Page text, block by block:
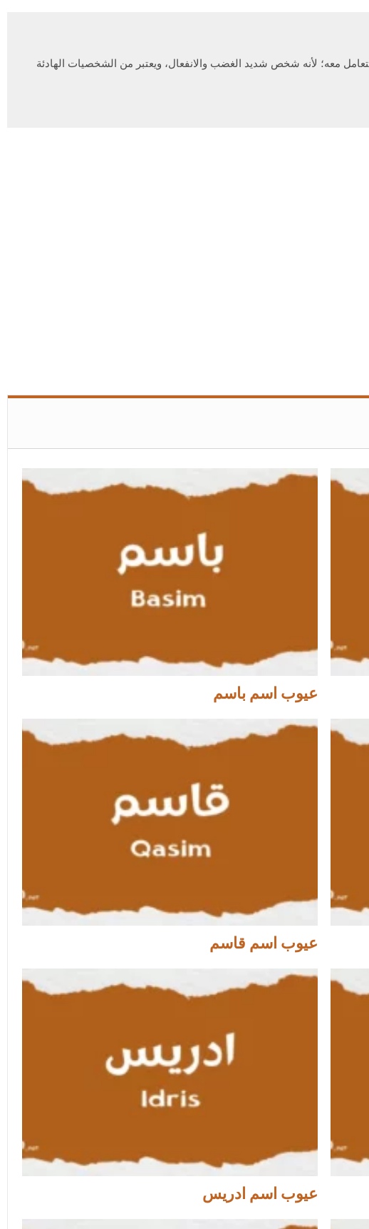
معه؛ لأنه شخص شديد الغضب والانفعال، ويعتبر من الشخصيات الهادئة
عيوب اسم باسم
عيوب اسم قاسم
عيوب اسم ادريس